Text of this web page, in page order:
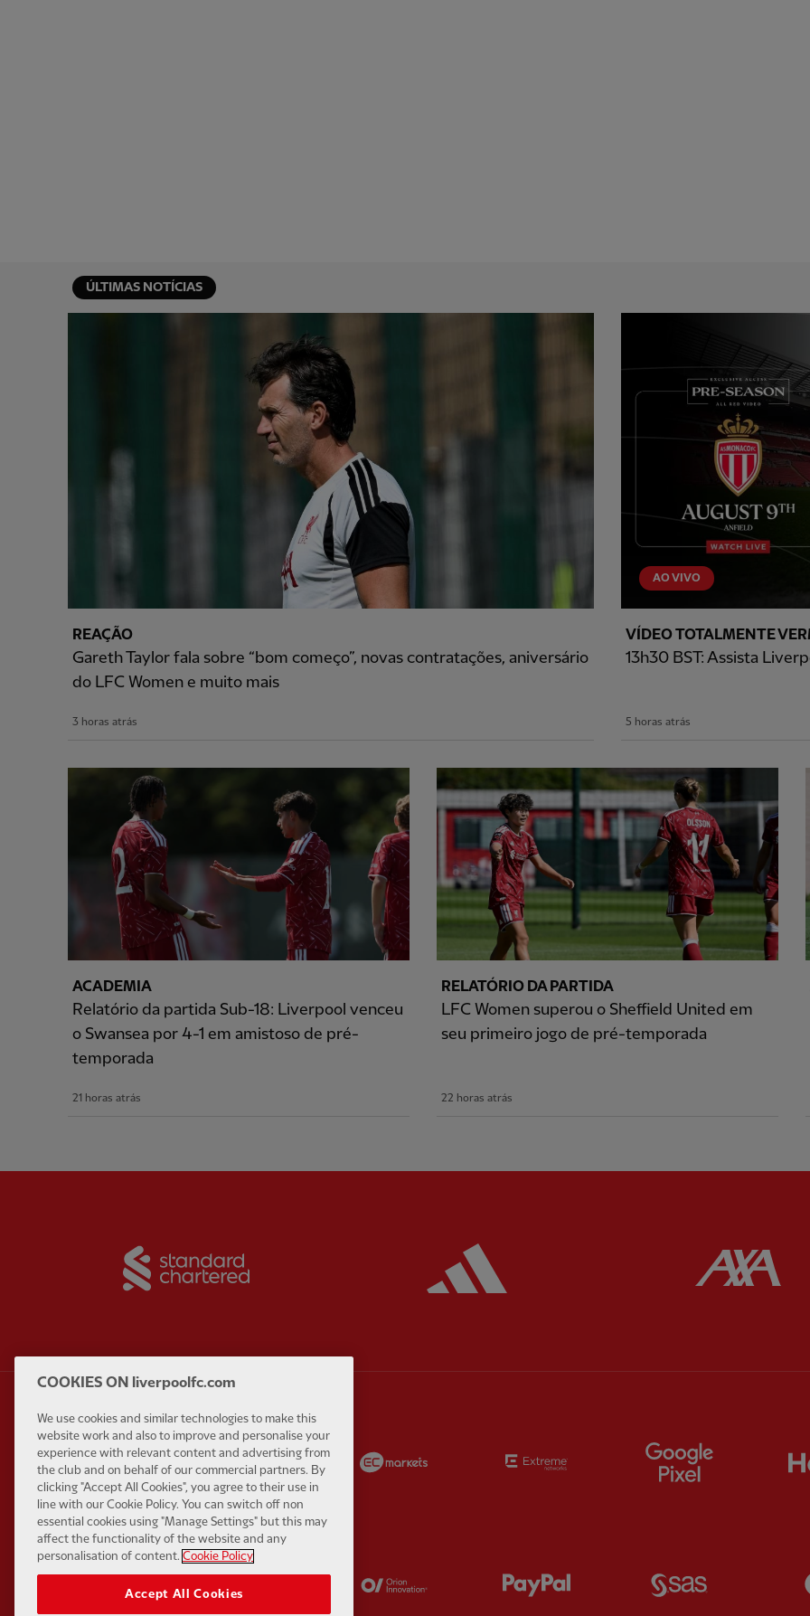
ÚLTIMAS NOTÍCIAS
REAÇÃO
Gareth Taylor fala sobre “bom começo”, novas contratações, aniversário
do LFC Women e muito mais
3 horas atrás
AO VIVO
VÍDEO TOTALMENTE
13h30 BST: Assista
5 horas atrás
ACADEMIA
Relatório da partida Sub-18: Liverpool venceu
o Swansea por 4-1 em amistoso de pré-
temporada
21 horas atrás
RELATÓRIO DA PARTIDA
LFC Women superou o Sheffield United em
seu primeiro jogo de pré-temporada
22 horas atrás
Partner:Carlsberg Partner: EA Sports Extreme Partner:
Partner:Kodansha Partner: Orion Partner: Paypal
COOKIES ON liverpoolfc.com
We use cookies and similar technologies to make this
website work and also to improve and personalise your
experience with relevant content and advertising from
the club and on behalf of our commercial partners. By
clicking "Accept All Cookies", you agree to their use in
line with our Cookie Policy. You can switch off non
essential cookies using "Manage Settings" but this may
affect the functionality of the website and any
personalisation of content. Cookie Policy
Accept All Cookies